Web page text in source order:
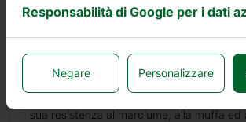
proveniente da foreste certificate FSC
Il legno di abete nordico si distingue per
caratteristiche ideali per la costruzione di
di colore molto chiaro, con pochi nodi ed
sua resistenza al marciume, alla muffa ed
Responsabilità di Google per i dati
Negare Personalizzare